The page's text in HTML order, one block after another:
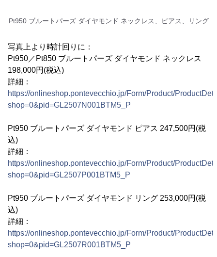
Pt950 ブルートパーズ ダイヤモンド ネックレス、ピアス、リング
写真上より時計回りに：
Pt950／Pt850 ブルートパーズ ダイヤモンド ネックレス
198,000円(税込)
詳細：
https://onlineshop.pontevecchio.jp/Form/Product/
shop=0&pid=GL2507N001BTM5_P
Pt950 ブルートパーズ ダイヤモンド ピアス 247,500円(税
込)
詳細：
https://onlineshop.pontevecchio.jp/Form/Product/
shop=0&pid=GL2507P001BTM5_P
Pt950 ブルートパーズ ダイヤモンド リング 253,000円(税
込)
詳細：
https://onlineshop.pontevecchio.jp/Form/Product/
shop=0&pid=GL2507R001BTM5_P